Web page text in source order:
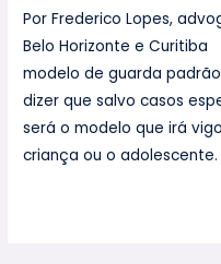
Por Frederico Lopes,
Belo Horizonte e
modelo de guarda
dizer que salvo casos
será o modelo que irá
criança ou o